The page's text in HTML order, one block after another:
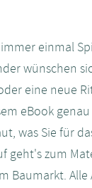
einmal
wünschen
eine neue
eBook
was Sie für
geht's zum
Baumarkt.